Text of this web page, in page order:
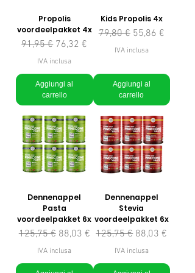
Propolis
voordeelpakket 4x
Prezzo regolare
91,95 € Prezzo scontato
76,32 €
IVA inclusa
Aggiungi al
carrello
Kids Propolis 4x
Prezzo regolare
79,80 € Prezzo scontato
55,86 €
IVA inclusa
Aggiungi al
carrello
Dennenappel
Pasta
voordeelpakket 6x
Prezzo regolare
125,75 € Prezzo scontato
88,03 €
IVA inclusa
Dennenappel
Stevia
voordeelpakket 6x
Prezzo regolare
125,75 € Prezzo scontato
88,03 €
IVA inclusa